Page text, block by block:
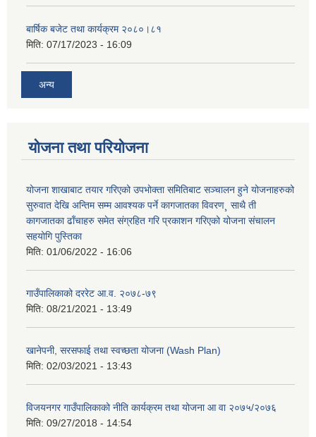
बार्षिक बजेट तथा कार्यक्रम २०८०।८१
मिति: 07/17/2023 - 16:09
अन्य
योजना तथा परियोजना
योजना शाखाबाट तयार गरिएको उपभोक्ता समितिबाट सञ्चालन हुने योजनाहरुको
सुरुवात देखि अन्तिम सम्म आवश्यक पर्ने कागजातका विवरण¸ साथै ती
कागजातका ढाँचाहरु समेत संग्रहित गरि प्रकाशन गरिएको योजना संचालन
सहयोगि पुस्तिका
मिति: 01/06/2022 - 16:06
गाउँपालिकाको दररेट आ.व. २०७८-७९
मिति: 08/21/2021 - 13:49
खानेपनी, सरसफाई तथा स्वच्छता योजना (Wash Plan)
मिति: 02/03/2021 - 13:43
विजयनगर गाउँपालिकाको नीति कार्यक्रम तथा योजना आ वा २०७५/२०७६
मिति: 09/27/2018 - 14:54